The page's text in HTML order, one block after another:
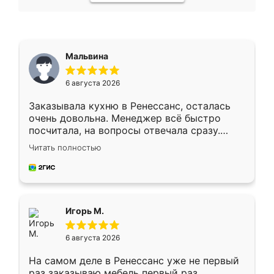
Мальвина
6 августа 2026
Заказывала кухню в Ренессанс, осталась
очень довольна. Менеджер всё быстро
посчитала, на вопросы отвечала сразу.
Замерщик приехал в субботу, подошёл к
делу со всей ответственностью. Собрали
за день, ребята работали аккуратно, даже
Читать полностью
Игорь М.
6 августа 2026
На самом деле в Ренессанс уже не первый